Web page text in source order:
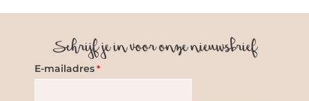
Schrijf je in voor onze nieuwsbrief
E-mailadres *